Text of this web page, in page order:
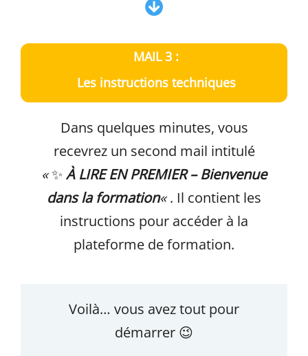
MAIL 3 :
Les instructions techniques
Dans quelques minutes, vous
recevrez un second mail intitulé
«✨À LIRE EN PREMIER – Bienvenue
dans la formation«. Il contient les
instructions pour accéder à la
plateforme de formation.
Voilà… vous avez tout pour
démarrer 😉